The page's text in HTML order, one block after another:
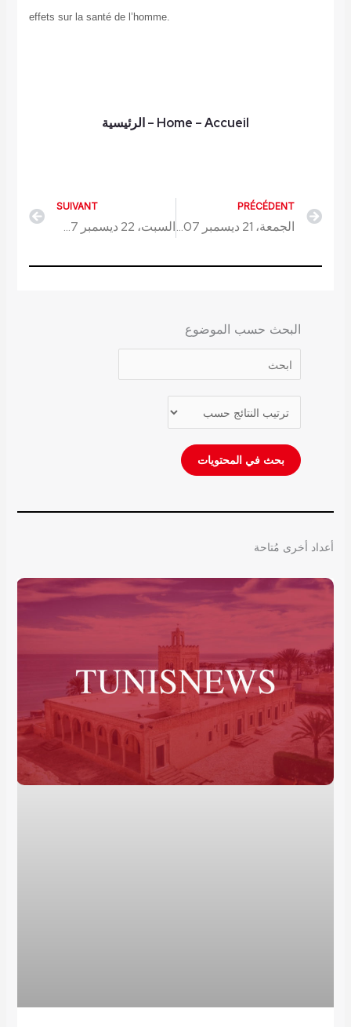
effets sur la santé de l’homme.
Home – Accueil
–الرئيسية
Prev
PRÉCÉDENT
الجمعة، 21 ديسمبر 2007
SUIVANT
السبت، 22 ديسمبر 2007
البحث حسب الموضوع
أعداد أخرى مُتاحة